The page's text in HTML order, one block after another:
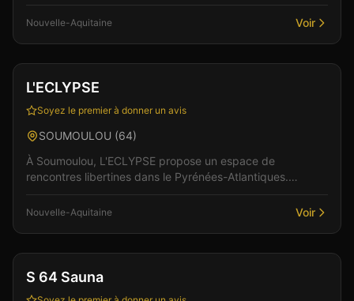
Nouvelle-Aquitaine Voir
Club
L'ECLYPSE
Soyez le premier à donner un avis
SOUMOULOU (64)
À Soumoulou, L'ECLYPSE propose un espace de
rencontres libertines dans le Pyrénées-Atlantiques.
sensuali...
Nouvelle-Aquitaine Voir
Gay friendly Sauna
S 64 Sauna